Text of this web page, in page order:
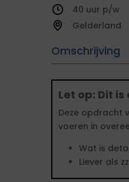
40
Gelderland
Omschrijving
Let op: Dit
Deze opdracht
voeren in
Wat is
Liever als